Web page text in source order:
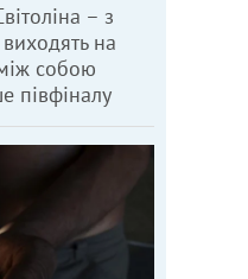
– з
на
собою
півфіналу